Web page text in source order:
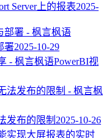
Server上的报表2025-
署2025-10-29
PowerBI视
发布的限制 2025-10-26